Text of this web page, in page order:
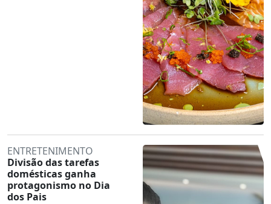
ENTRETENIMENTO
Divisão das tarefas
domésticas ganha
protagonismo no Dia
dos Pais